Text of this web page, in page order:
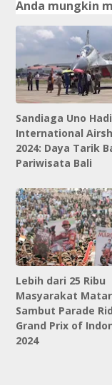
Anda mungkin
Sandiaga Uno
International
2024: Daya Tarik
Pariwisata Bali
Lebih dari 25 Ribu
Masyarakat
Sambut Parade
Grand Prix of
2024